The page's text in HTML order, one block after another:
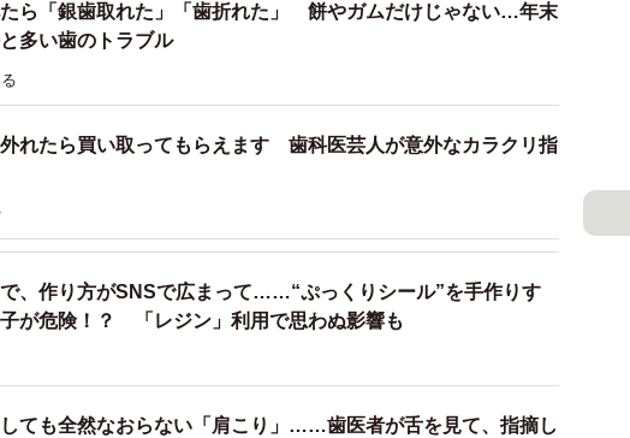
ら「銀歯取れた」「歯折れた」 餅やガムだけじゃない…年末
多い歯のトラブル
れたら買い取ってもらえます 歯科医芸人が意外なカラクリ指
、作り方がSNSで広まって……“ぷっくりシール”を手作りす
が危険！？ 「レジン」利用で思わぬ影響も
ても全然なおらない「肩こり」……歯医者が舌を見て、指摘し